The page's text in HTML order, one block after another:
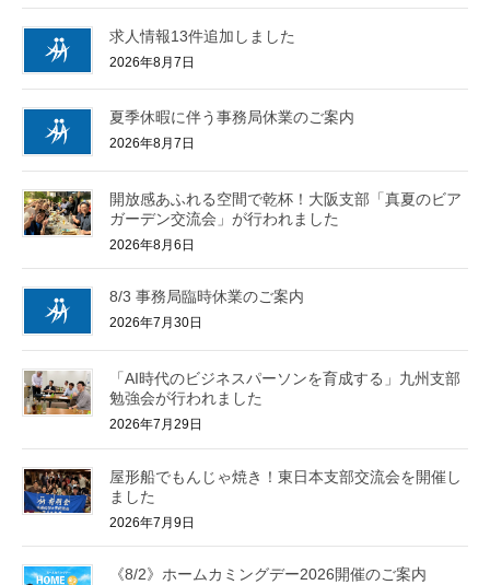
求人情報13件追加しました
2026年8月7日
夏季休暇に伴う事務局休業のご案内
2026年8月7日
開放感あふれる空間で乾杯！大阪支部「真夏のビア
ガーデン交流会」が行われました
2026年8月6日
8/3 事務局臨時休業のご案内
2026年7月30日
「AI時代のビジネスパーソンを育成する」九州支部
勉強会が行われました
2026年7月29日
屋形船でもんじゃ焼き！東日本支部交流会を開催し
ました
2026年7月9日
《8/2》ホームカミングデー2026開催のご案内